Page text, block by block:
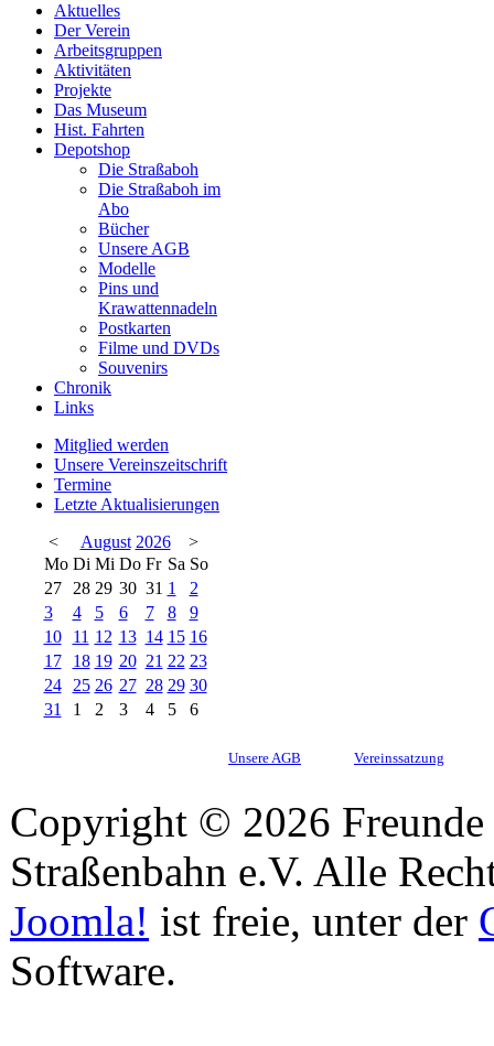
Aktuelles
Der Verein
Arbeitsgruppen
Aktivitäten
Projekte
Das Museum
Hist. Fahrten
Depotshop
Die Straßaboh
Die Straßaboh im
Abo
Bücher
Unsere AGB
Modelle
Pins und
Krawattennadeln
Postkarten
Filme und DVDs
Souvenirs
Chronik
Links
Mitglied werden
Unsere Vereinszeitschrift
Termine
Letzte Aktualisierungen
<
August 2026
>
Mo Di Mi Do Fr Sa So
27
28 29 30 31 1
2
3
4 5 6 7 8
9
10
11 12 13 14 15 16
17
18 19 20 21 22 23
24
25 26 27 28 29 30
31
1 2 3 4 5 6
Unsere AGB Vereinssatzung
Copyright © 2026
Straßenbahn e.V. Alle
Joomla! ist freie, unter der
Software.